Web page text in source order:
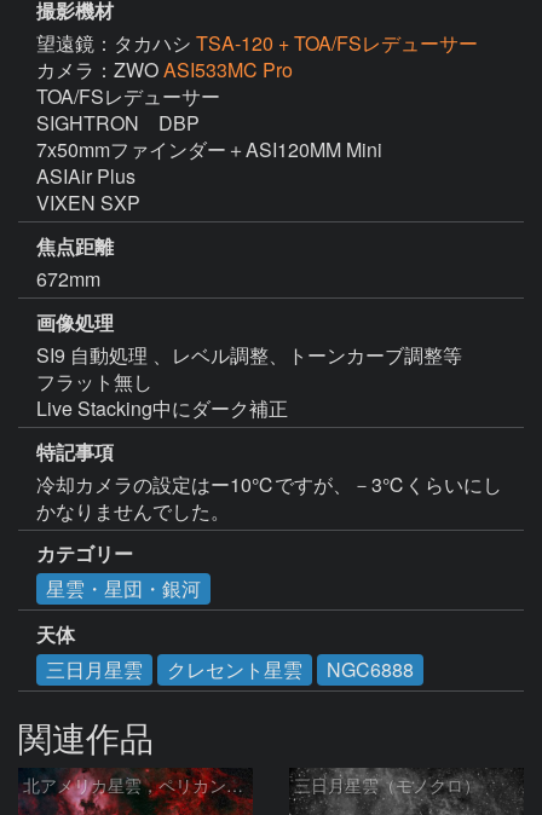
撮影機材
望遠鏡：タカハシ TSA-120 + TOA/FSレデューサー
カメラ：ZWOASI533MC Pro
TOA/FSレデューサー
SIGHTRON　DBP
7x50mmファインダー＋ASI120MM Mini
ASIAir Plus
VIXEN SXP
焦点距離
672mm
画像処理
SI9 自動処理 、レベル調整、トーンカーブ調整等
フラット無し
Live Stacking中にダーク補正
特記事項
冷却カメラの設定はー10℃ですが、－3℃くらいにし
かなりませんでした。
カテゴリー
星雲・星団・銀河
天体
三日月星雲
クレセント星雲 NGC6888
関連作品
北アメリカ星雲，ペリカン星雲，サドル付近，クレセント星雲，網状星雲・・・etc 三日月星雲（モノクロ）